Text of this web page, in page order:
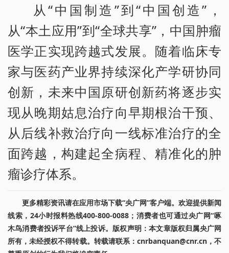
从“中国制造”到“中国创造”，
从“本土应用”到“全球共享”，中国肿瘤
医学正实现跨越式发展。随着临床专
家与医药产业界持续深化产学研协同
创新，未来中国原研创新药将逐步实
现从晚期姑息治疗向早期根治干预、
从后线补救治疗向一线标准治疗的全
面跨越，构建起全病程、精准化的肿
瘤诊疗体系。
更多精彩资讯请在应用市场下载“央广网”客户端。欢迎提供新闻
线索，24小时报料热线400-800-0088；消费者也可通过央广网“啄
木鸟消费者投诉平台”线上投诉。版权声明：本文章版权归属央广网
所有，未经授权不得转载。转载请联系：cnrbanquan@cnr.cn，不